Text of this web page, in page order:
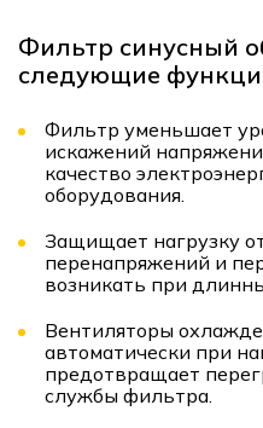
Фильтр синусный
следующие
Фильтр уменьшает
искажений
качество
оборудования.
Защищает нагрузку
перенапряжений и
возникать при
Вентиляторы
автоматически при
предотвращает
службы фильтра.